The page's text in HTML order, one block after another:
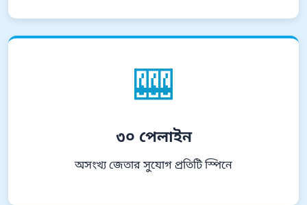
🎰
৩০ পেলাইন
অসংখ্য জেতার সুযোগ প্রতিটি স্পিনে